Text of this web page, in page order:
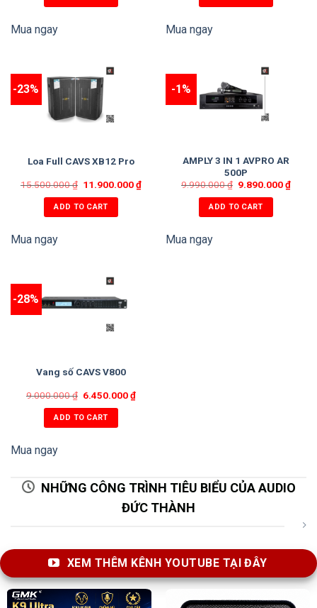
Công suất liên tục: 500W/ loa (122.4dB)
Củ loa Bass Neodymium: 30cm
Củ loa Treble Neodymium: 4.5cm
Khối lượng tịnh: 20kg/ loa
Mua ngay Mua ngay
-23%
Loa Full CAVS XB12 Pro
15.500.000₫ 11.900.000₫
ADD TO CART
Mua ngay
-1%
AMPLY 3 IN 1 AVPRO AR
500P
9.990.000₫ 9.890.000₫
ADD TO CART
Mua ngay
-28%
Vang số CAVS V800
9.000.000₫ 6.450.000₫
ADD TO CART
Mua ngay
NHỮNG CÔNG TRÌNH TIÊU BIỂU CỦA AUDIO
ĐỨC THÀNH
XEM THÊM KÊNH YOUTUBE TẠI ĐÂY